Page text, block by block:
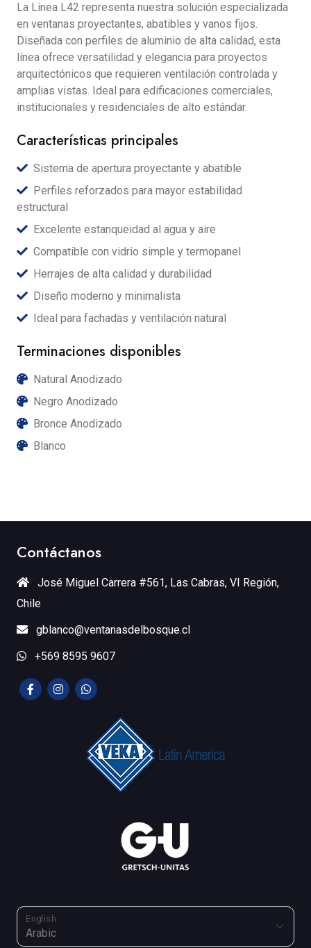
La Línea L42 representa nuestra solución especializada
en ventanas proyectantes, abatibles y vanos fijos.
Diseñada con perfiles de aluminio de alta calidad, esta
línea ofrece versatilidad y elegancia para proyectos
arquitectónicos que requieren ventilación controlada y
amplias vistas. Ideal para edificaciones comerciales,
institucionales y residenciales de alto estándar.
Características principales
Sistema de apertura proyectante y abatible
Perfiles reforzados para mayor estabilidad
estructural
Excelente estanqueidad al agua y aire
Compatible con vidrio simple y termopanel
Herrajes de alta calidad y durabilidad
Diseño moderno y minimalista
Ideal para fachadas y ventilación natural
Terminaciones disponibles
Natural Anodizado
Negro Anodizado
Bronce Anodizado
Blanco
Contáctanos
José Miguel Carrera #561, Las Cabras, VI Región,
Chile
gblanco@ventanasdelbosque.cl
+569 8595 9607
English